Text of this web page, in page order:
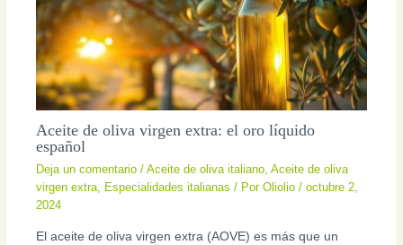
Aceite de oliva virgen extra: el oro líquido
español
Deja un comentario /Aceite de oliva italiano ,Aceite de oliva
virgen extra Especialidades italianas / PorOliolio/octubre 2,
2024
El aceite de oliva virgen extra (AOVE) es más que un